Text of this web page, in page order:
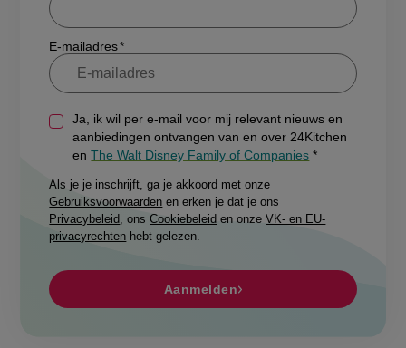
E-mailadres
Ja, ik wil per e-mail voor mij relevant nieuws en
aanbiedingen ontvangen van en over 24Kitchen
enThe Walt Disney Family of Companies
Als je je inschrijft, ga je akkoord met onze
Gebruiksvoorwaarden en erken je dat je ons
Privacybeleid, onsCookiebeleid en onzeVK- en EU-
privacyrechten hebt gelezen.
Aanmelden